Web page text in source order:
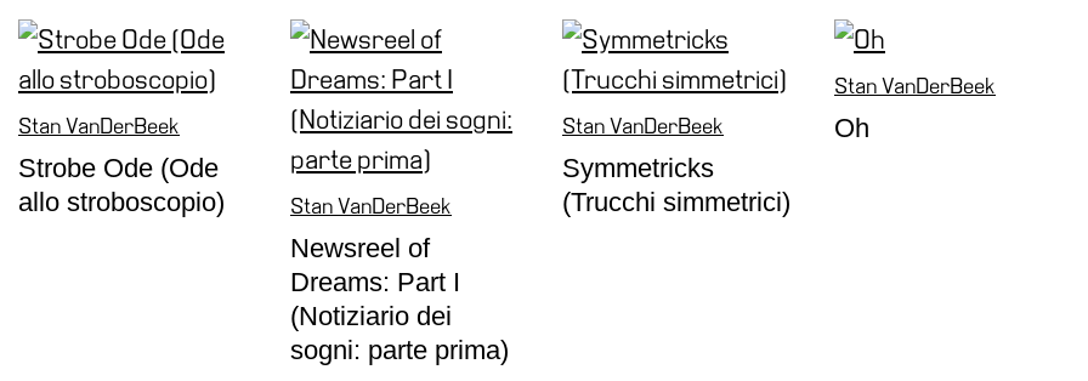
Stan VanDerBeek
Strobe Ode (Ode
allo stroboscopio)
Stan VanDerBeek
Newsreel of
Dreams: Part I
(Notiziario dei
sogni: parte prima)
Stan VanDerBeek
Symmetricks
(Trucchi simmetrici)
Stan VanDerBeek
Oh